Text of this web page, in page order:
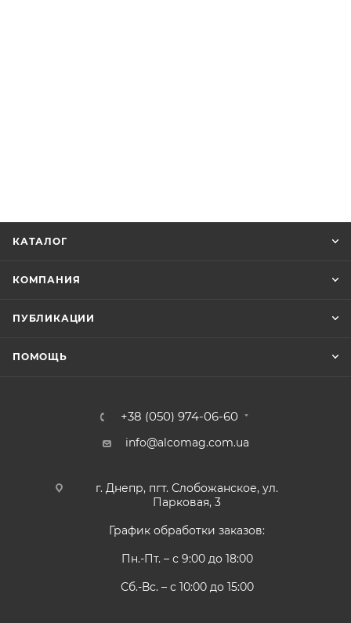
КАТАЛОГ
КОМПАНИЯ
ПУБЛИКАЦИИ
ПОМОЩЬ
+38 (050) 974-06-60
info@alcomag.com.ua
г. Днепр, пгт. Слобожанское, ул.
Парковая, 3
График обработки заказов:
Пн.-Пт. – с 9:00 до 18:00
Сб.-Вс. – с 10:00 до 15:00